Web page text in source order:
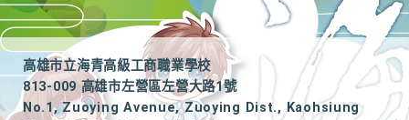
高雄市立海青高級工商職業學校
813-009 高雄市左營區左營大路1號
No.1, Zuoying Avenue, Zuoying Dist., Kaohsiung